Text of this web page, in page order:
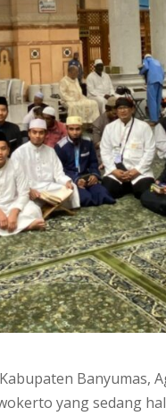
Banyumas,
yang sedang